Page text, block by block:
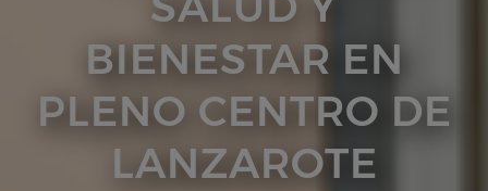
BIENESTAR EN
PLENO CENTRO DE
LANZAROTE